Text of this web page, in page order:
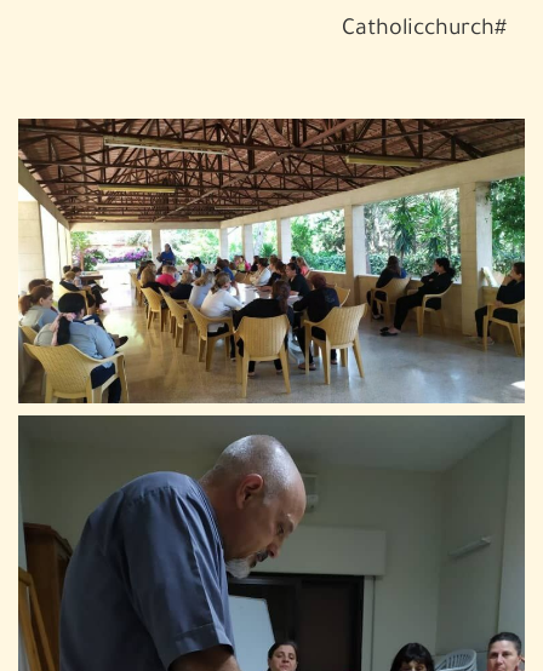
#Catholicchurch